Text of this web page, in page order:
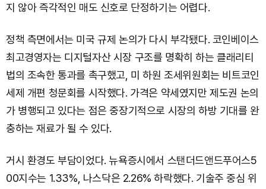
지 않아 즉각적인 매도 신호로 단정하기는 어렵다.
정책 측면에서는 미국 규제 논의가 다시 부각됐다. 코인베이스
최고경영자는 디지털자산 시장 구조를 명확히 하는 클래리티
법의 조속한 통과를 촉구했고, 미 하원 조세위원회는 비트코인
세제 개편 청문회를 시작했다. 가격은 약세였지만 제도권 논의
가 병행되고 있다는 점은 중장기적으로 시장의 하방 기대를 완
충하는 재료가 될 수 있다.
거시 환경도 부담이었다. 뉴욕증시에서 스탠더드앤드푸어스5
00지수는 1.33%, 나스닥은 2.26% 하락했다. 기술주 중심 위